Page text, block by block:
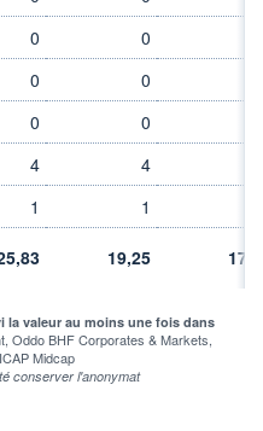
+ BAS
8,520
CAPITAL ÉCHANGÉ
0,29%
DERNIER ÉCHANGE
06.08.26 / 17:35:06
LIMITE À LA
HAUSSE
9,120
PER ESTIMÉ
2026
DATE
DERNIER
DIVIDENDE
02/10/25
0 0
0 0
0 0
4 4
1 1
19,25 17,9
la valeur au moins une fois dans
Oddo BHF Corporates & Markets,
Midcap
conserver l'anonymat